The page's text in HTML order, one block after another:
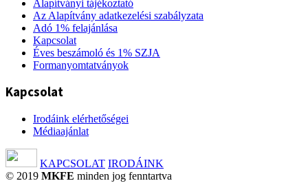
Alapítványi tájékoztató
Az Alapítvány adatkezelési szabályzata
Adó 1% felajánlása
Kapcsolat
Éves beszámoló és 1% SZJA
Formanyomtatványok
Kapcsolat
Irodáink elérhetőségei
Médiaajánlat
KAPCSOLAT IRODÁINK
© 2019 MKFE minden jog fenntartva